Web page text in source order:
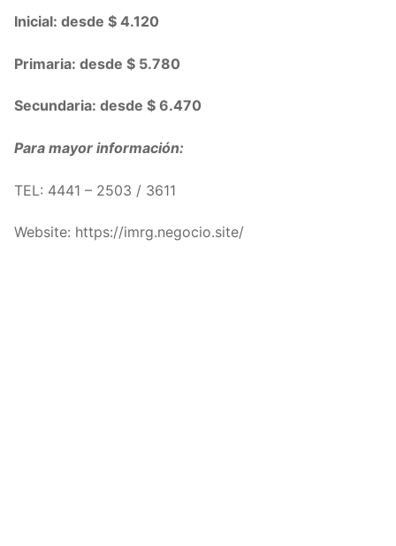
Inicial: desde $ 4.120
Primaria: desde $ 5.780
Secundaria: desde $ 6.470
Para mayor información:
TEL: 4441 – 2503 / 3611
Website: https://imrg.negocio.site/